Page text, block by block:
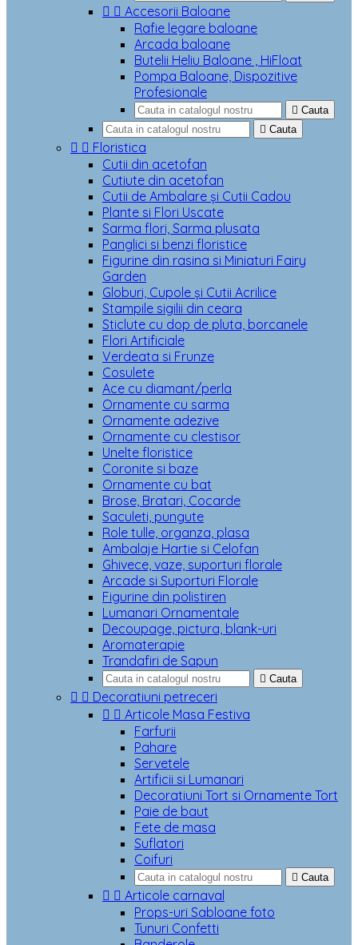
  Accesorii Baloane
Rafie legare baloane
Arcada baloane
Butelii Heliu Baloane , HiFloat
Pompa Baloane, Dispozitive
Profesionale
 Cauta
 Cauta
  Floristica
Cutii din acetofan
Cutiute din acetofan
Cutii de Ambalare și Cutii Cadou
Plante si Flori Uscate
Sarma flori, Sarma plusata
Panglici si benzi floristice
Figurine din rasina si Miniaturi Fairy
Garden
Globuri, Cupole și Cutii Acrilice
Stampile sigilii din ceara
Sticlute cu dop de pluta, borcanele
Flori Artificiale
Verdeata si Frunze
Cosulete
Ace cu diamant/perla
Ornamente cu sarma
Ornamente adezive
Ornamente cu clestisor
Unelte floristice
Coronite si baze
Ornamente cu bat
Brose, Bratari, Cocarde
Saculeti, pungute
Role tulle, organza, plasa
Ambalaje Hartie si Celofan
Ghivece, vaze, suporturi florale
Arcade si Suporturi Florale
Figurine din polistiren
Lumanari Ornamentale
Decoupage, pictura, blank-uri
Aromaterapie
Trandafiri de Sapun
 Cauta
  Decoratiuni petreceri
  Articole Masa Festiva
Farfurii
Pahare
Servetele
Artificii si Lumanari
Decoratiuni Tort si Ornamente Tort
Paie de baut
Fete de masa
Suflatori
Coifuri
 Cauta
  Articole carnaval
Props-uri Sabloane foto
Tunuri Confetti